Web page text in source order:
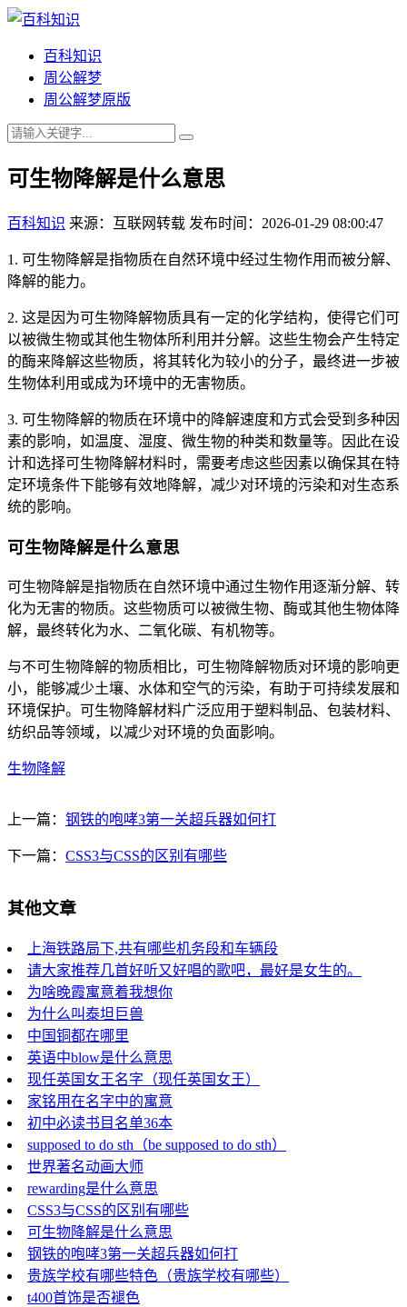
百科知识
周公解梦
周公解梦原版
可生物降解是什么意思
百科知识 来源：互联网转载 发布时间：2026-01-29 08:00:47
1. 可生物降解是指物质在自然环境中经过生物作用而被分解、
降解的能力。
2. 这是因为可生物降解物质具有一定的化学结构，使得它们可
以被微生物或其他生物体所利用并分解。这些生物会产生特定
的酶来降解这些物质，将其转化为较小的分子，最终进一步被
生物体利用或成为环境中的无害物质。
3. 可生物降解的物质在环境中的降解速度和方式会受到多种因
素的影响，如温度、湿度、微生物的种类和数量等。因此在设
计和选择可生物降解材料时，需要考虑这些因素以确保其在特
定环境条件下能够有效地降解，减少对环境的污染和对生态系
统的影响。
可生物降解是什么意思
可生物降解是指物质在自然环境中通过生物作用逐渐分解、转
化为无害的物质。这些物质可以被微生物、酶或其他生物体降
解，最终转化为水、二氧化碳、有机物等。
与不可生物降解的物质相比，可生物降解物质对环境的影响更
小，能够减少土壤、水体和空气的污染，有助于可持续发展和
环境保护。可生物降解材料广泛应用于塑料制品、包装材料、
纺织品等领域，以减少对环境的负面影响。
生物降解
上一篇： 钢铁的咆哮3第一关超兵器如何打
下一篇： CSS3与CSS的区别有哪些
其他文章
上海铁路局下,共有哪些机务段和车辆段
请大家推荐几首好听又好唱的歌吧，最好是女生的。
为啥晚霞寓意着我想你
为什么叫泰坦巨兽
中国铜都在哪里
英语中blow是什么意思
现任英国女王名字（现任英国女王）
家铭用在名字中的寓意
初中必读书目名单36本
supposed to do sth（be supposed to do sth）
世界著名动画大师
rewarding是什么意思
CSS3与CSS的区别有哪些
可生物降解是什么意思
钢铁的咆哮3第一关超兵器如何打
贵族学校有哪些特色（贵族学校有哪些）
t400首饰是否褪色